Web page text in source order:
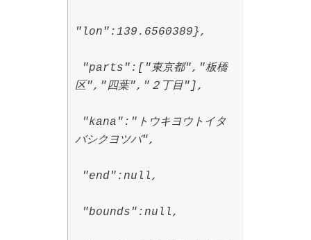
"lon":139.6560389},
"parts":["東京都","板橋
区","四葉","２丁目"],
"kana":"トウキヨウトイタ
バシクヨツバ",
"end":null,
"bounds":null,